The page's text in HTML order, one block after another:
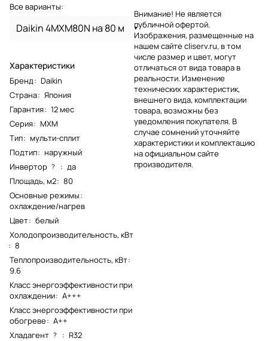
Все варианты:
Daikin 4MXM80N на 80 м
Характеристики
Бренд: Daikin
Страна: Япония
Гарантия: 12 мес
Серия: MXM
Тип: мульти-сплит
Подтип: наружный
Инвертор ? : да
Площадь, м2: 80
Основные режимы:
охлаждение/нагрев
Цвет: белый
Холодопроизводительность, кВт
: 8
Теплопроизводительность, кВт:
9.6
Класс энергоэффективности при
охлаждении: A+++
Класс энергоэффективности при
обогреве: A++
Хладагент ? : R32
Внимание! Не является
публичной офертой.
Изображения, размещенные на
нашем сайте cliserv.ru, в том
числе размер и цвет, могут
отличаться от вида товара в
реальности. Изменение
технических характеристик,
внешнего вида, комплектации
товара, возможны без
уведомления покупателя. В
случае сомнений уточняйте
характеристики и комплектацию
на официальном сайте
производителя.